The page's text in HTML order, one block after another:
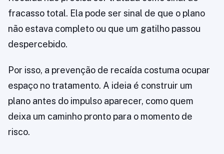
fracasso total. Ela pode ser sinal de que o plano
não estava completo ou que um gatilho passou
despercebido.
Por isso, a prevenção de recaída costuma ocupar
espaço no tratamento. A ideia é construir um
plano antes do impulso aparecer, como quem
deixa um caminho pronto para o momento de
risco.